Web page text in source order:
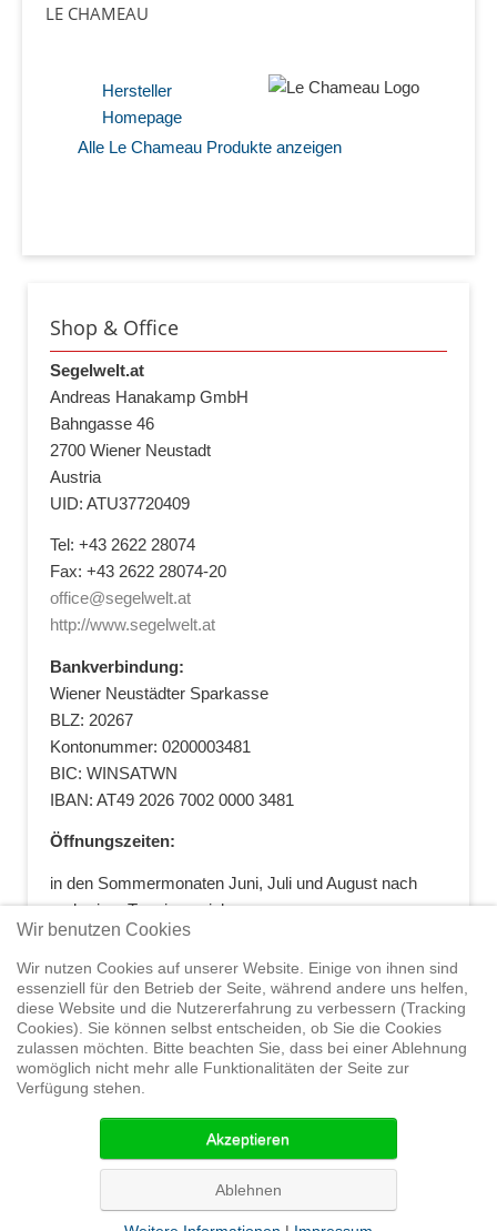
LE CHAMEAU
Hersteller
Homepage
Alle Le Chameau Produkte anzeigen
Shop & Office
Segelwelt.at
Andreas Hanakamp GmbH
Bahngasse 46
2700 Wiener Neustadt
Austria
UID: ATU37720409
Tel: +43 2622 28074
Fax: +43 2622 28074-20
office@segelwelt.at
http://www.segelwelt.at
Bankverbindung:
Wiener Neustädter Sparkasse
BLZ: 20267
Kontonummer: 0200003481
BIC: WINSATWN
IBAN: AT49 2026 7002 0000 3481
Öffnungszeiten:
in den Sommermonaten Juni, Juli und August nach
vorheriger Terminvereinbarung
+43 664 5881412|+43 2622 28074
office@segelwelt.at
Home Shop Trainings Segeltörns Service Elvstrøm
Sails
Yachthandel
Seminare News Geteiltes Segelwelt Know
© 2015 Segelwelt
Wir benutzen Cookies
Wir nutzen Cookies auf unserer Website. Einige von ihnen sind
essenziell für den Betrieb der Seite, während andere uns helfen,
diese Website und die Nutzererfahrung zu verbessern (Tracking
Cookies). Sie können selbst entscheiden, ob Sie die Cookies
zulassen möchten. Bitte beachten Sie, dass bei einer Ablehnung
womöglich nicht mehr alle Funktionalitäten der Seite zur
Verfügung stehen.
Akzeptieren
Ablehnen